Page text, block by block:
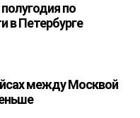
по
в Петербурге
между Москвой